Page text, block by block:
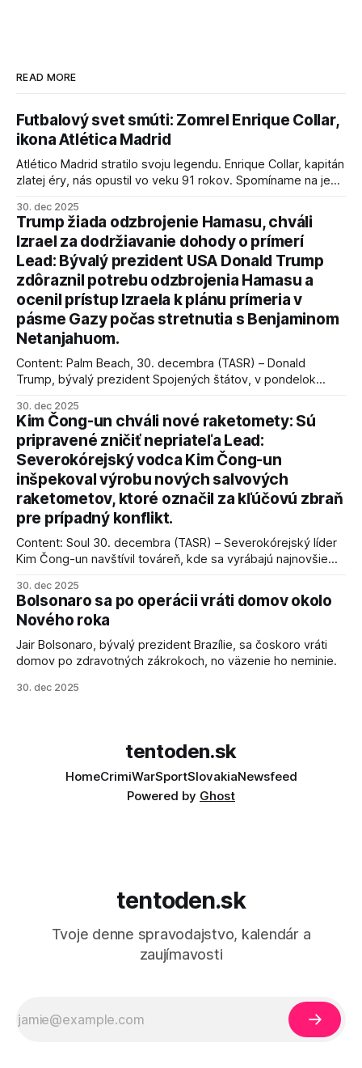
READ MORE
Futbalový svet smúti: Zomrel Enrique Collar,
ikona Atlética Madrid
Atlético Madrid stratilo svoju legendu. Enrique Collar, kapitán
zlatej éry, nás opustil vo veku 91 rokov. Spomíname na jeho
30. dec 2025
Trump žiada odzbrojenie Hamasu, chváli
Izrael za dodržiavanie dohody o prímerí
Lead: Bývalý prezident USA Donald Trump
zdôraznil potrebu odzbrojenia Hamasu a
ocenil prístup Izraela k plánu prímeria v
pásme Gazy počas stretnutia s Benjaminom
Netanjahuom.
Content: Palm Beach, 30. decembra (TASR) – Donald
Trump, bývalý prezident Spojených štátov, v pondelok
kľúčové pre úspešné dosiahnutie prímeria v Gaze. Agentúra
AFP informuje, že Trump vyjadril presvedčenie, že Izrael plní
podmienky dohody o prí
30. dec 2025
Kim Čong-un chváli nové raketomety: Sú
pripravené zničiť nepriateľa Lead:
Severokórejský vodca Kim Čong-un
inšpekoval výrobu nových salvových
raketometov, ktoré označil za kľúčovú zbraň
pre prípadný konflikt.
Content: Soul 30. decembra (TASR) – Severokórejský líder
Kim Čong-un navštívil továreň, kde sa vyrábajú najnovšie
schopnosti. Informovali o tom štátne médiá KĽDR, na ktoré
sa odvoláva agentúra AFP.
30. dec 2025
Bolsonaro sa po operácii vráti domov okolo
Nového roka
Jair Bolsonaro, bývalý prezident Brazílie, sa čoskoro vráti
domov po zdravotných zákrokoch, no väzenie ho neminie.
30. dec 2025
tentoden.sk
HomeCrimiWarSportSlovakiaNewsfeed
Powered by Ghost
tentoden.sk
Tvoje denne spravodajstvo, kalendár a
zaujímavosti